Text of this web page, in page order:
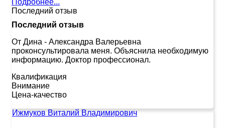
Последний отзыв
Последний отзыв
От Дина - Александра Валерьевна
проконсультировала меня. Объяснила необходимую
информацию. Доктор профессионал.
Квалификация
Внимание
Цена-качество
Ижмуков Виталий Владимирович